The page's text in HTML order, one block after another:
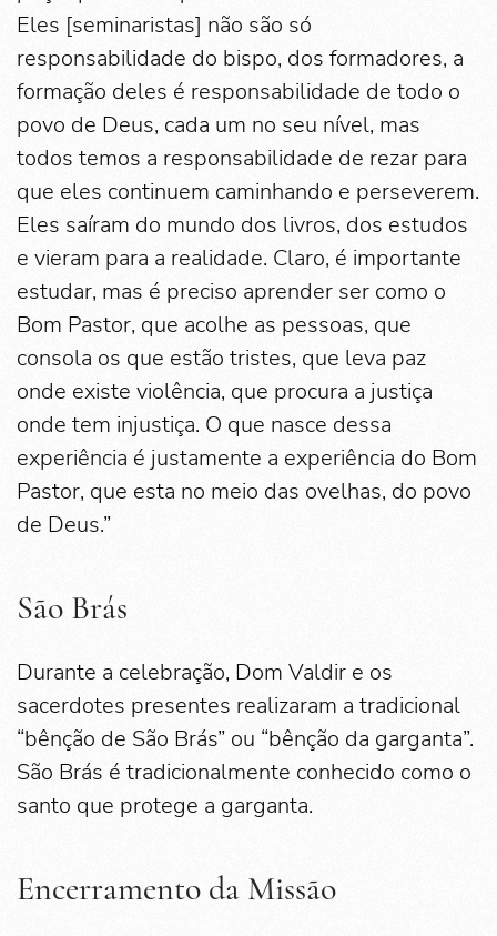
Eles [seminaristas] não são só
responsabilidade do bispo, dos formadores, a
formação deles é responsabilidade de todo o
povo de Deus, cada um no seu nível, mas
todos temos a responsabilidade de rezar para
que eles continuem caminhando e perseverem.
Eles saíram do mundo dos livros, dos estudos
e vieram para a realidade. Claro, é importante
estudar, mas é preciso aprender ser como o
Bom Pastor, que acolhe as pessoas, que
consola os que estão tristes, que leva paz
onde existe violência, que procura a justiça
onde tem injustiça. O que nasce dessa
experiência é justamente a experiência do Bom
Pastor, que esta no meio das ovelhas, do povo
de Deus.”
São Brás
Durante a celebração, Dom Valdir e os
sacerdotes presentes realizaram a tradicional
“bênção de São Brás” ou “bênção da garganta”.
São Brás é tradicionalmente conhecido como o
santo que protege a garganta.
Encerramento da Missão